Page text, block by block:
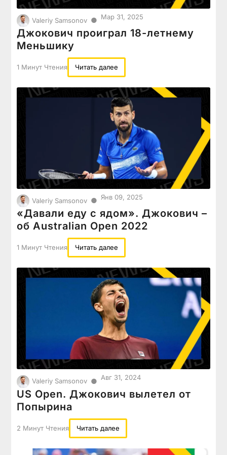
Valeriy Samsonov ● Мар 31, 2025
Джокович проиграл 18-летнему
Меньшику
1 Минут Чтения Читать далее
Valeriy Samsonov ● Янв 09, 2025
«Давали еду с ядом». Джокович –
об Australian Open 2022
1 Минут Чтения Читать далее
Valeriy Samsonov ● Авг 31, 2024
US Open. Джокович вылетел от
Попырина
2 Минут Чтения Читать далее